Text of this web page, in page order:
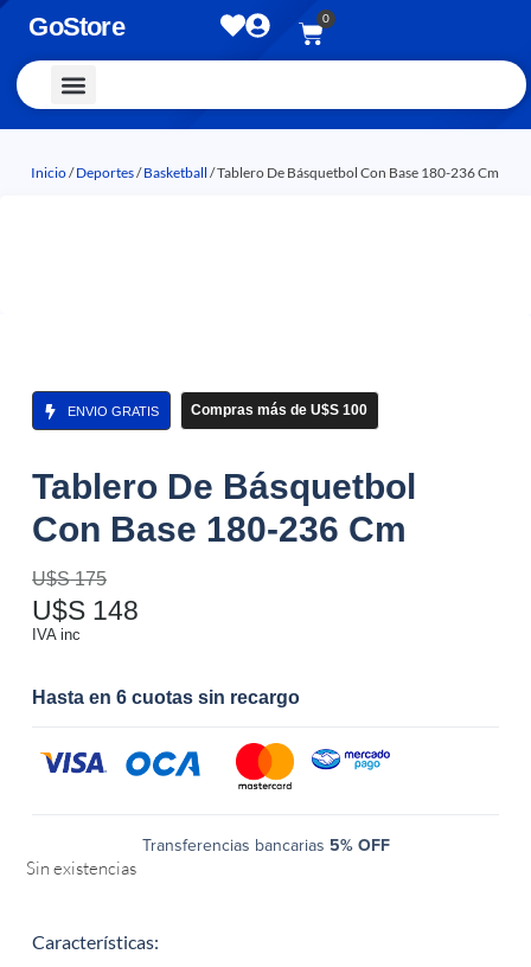
GoStore 0
Inicio/Deportes/Basketball / Tablero De Básquetbol Con Base 180-236 Cm
ENVIO GRATIS Compras más de U$S 100
Tablero De Básquetbol
Con Base 180-236 Cm
U$S175
U$S 148
IVA inc
Hasta en 6 cuotas sin recargo
Transferencias bancarias 5% OFF
Sin existencias
Características: